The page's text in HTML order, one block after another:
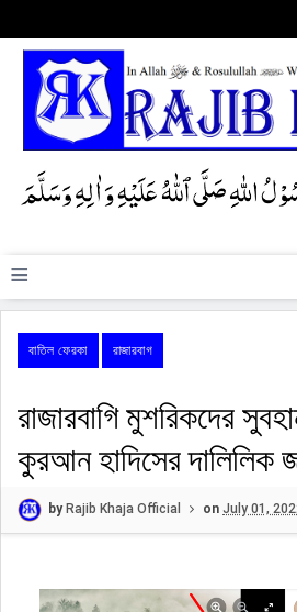
≡
বাতিল ফেরকা রাজারবাগ
রাজারবাগি মুশরিকদের
কুরআন হাদিসের দালিলিক
byRajib Khaja Official on July 01,